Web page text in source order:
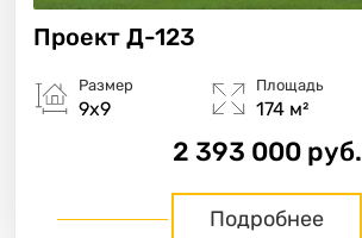
Проект Д-123
Размер
9х9
Площадь
174 м²
2 393 000 руб.
Подробнее